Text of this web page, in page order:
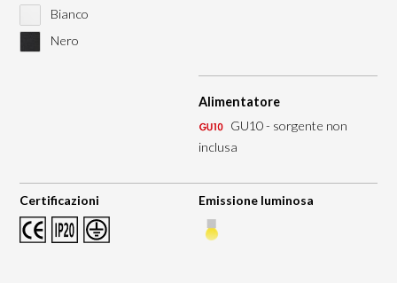
Bianco
Nero
Alimentatore
GU10 - sorgente non
inclusa
Certificazioni Emissione luminosa